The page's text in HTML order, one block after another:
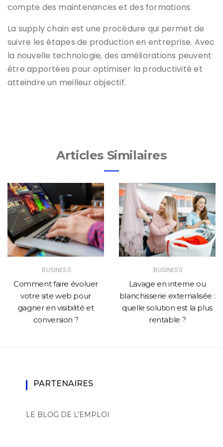
compte des maintenances et des formations.
La supply chain est une procédure qui permet de
suivre les étapes de production en entreprise. Avec
la nouvelle technologie, des améliorations peuvent
être apportées pour optimiser la productivité et
atteindre un meilleur objectif.
Articles Similaires
BUSINESS
Comment faire évoluer
votre site web pour
gagner en visibilité et
conversion ?
BUSINESS
Lavage en interne ou
blanchisserie externalisée :
quelle solution est la plus
rentable ?
PARTENAIRES
LE BLOG DE L’EMPLOI